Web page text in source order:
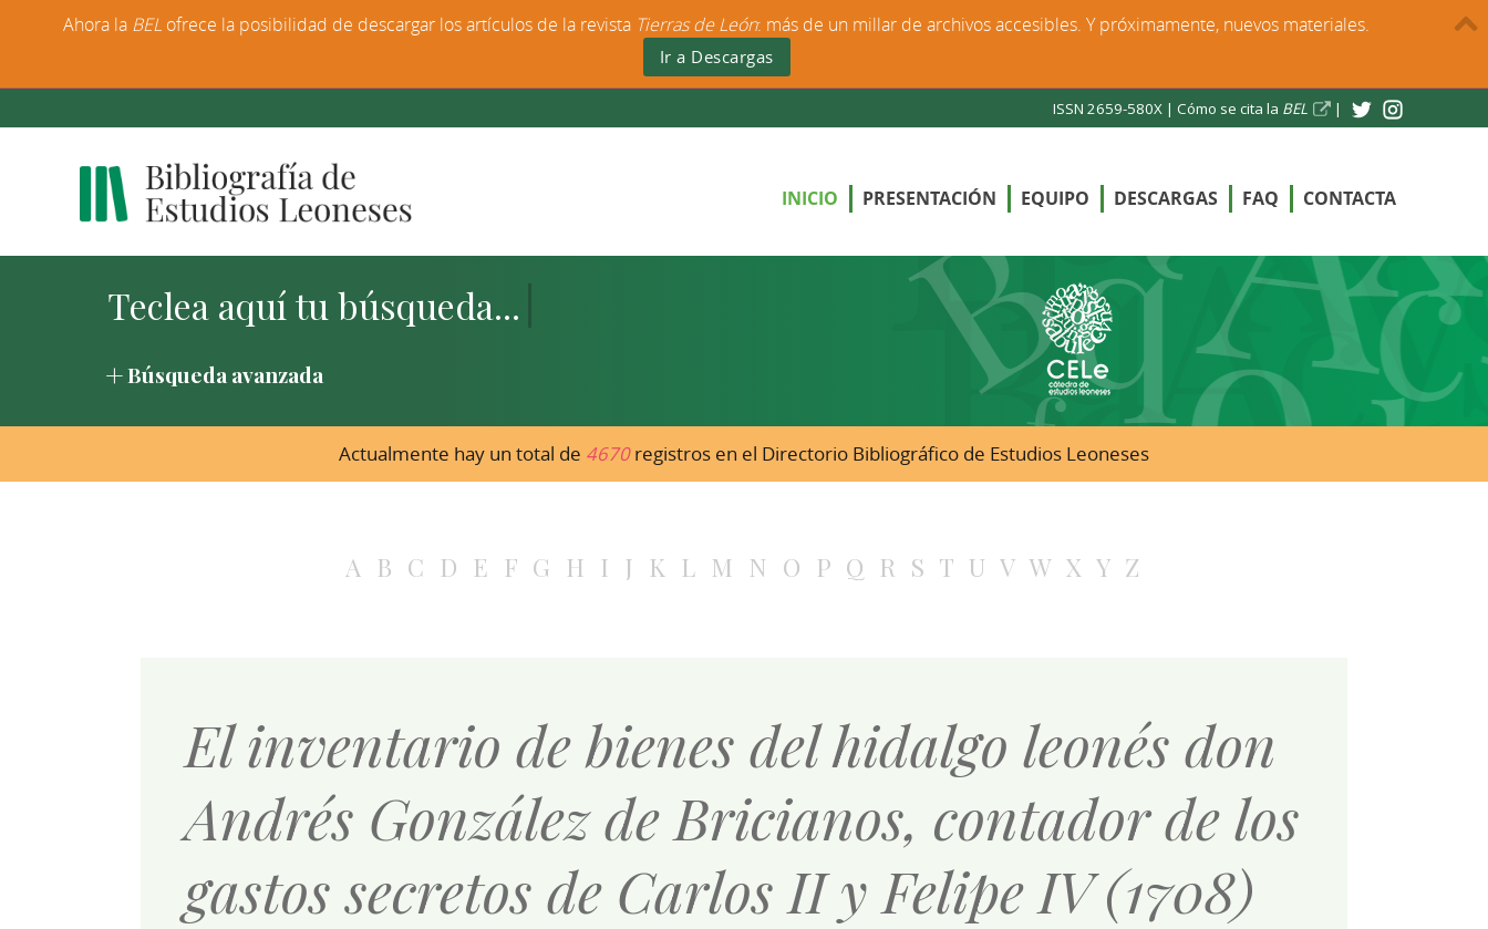
ISSN 2659-580X | Cómo se cita la BEL |
INICIO PRESENTACIÓN EQUIPO DESCARGAS FAQ CONTACTA
Búsqueda avanzada
Actualmente hay un total de 4670registros en el Directorio Bibliográfico de Estudios Leoneses
A B C D E F G H I J K L M N O P Q R S T U V W X Y Z
El inventario de bienes del hidalgo leonés don
Andrés González de Bricianos, contador de los
gastos secretos de Carlos II y Felipe IV (1708)
Ahora la BEL ofrece la posibilidad de descargar los artículos de la revista Tierras de León: más de un millar de archivos accesibles. Y próximamente, nuevos materiales.
Ir a Descargas